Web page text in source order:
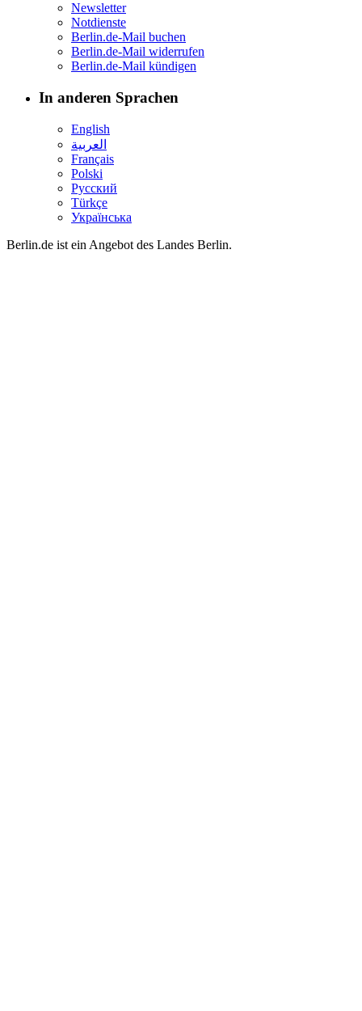
Newsletter
Notdienste
Berlin.de-Mail buchen
Berlin.de-Mail widerrufen
Berlin.de-Mail kündigen
In anderen Sprachen
English
العربية
Français
Polski
Русский
Türkçe
Українська
Berlin.de ist ein Angebot des Landes Berlin.